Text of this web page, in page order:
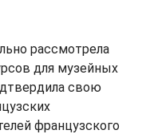
рассмотрела
для музейных
свою
французского